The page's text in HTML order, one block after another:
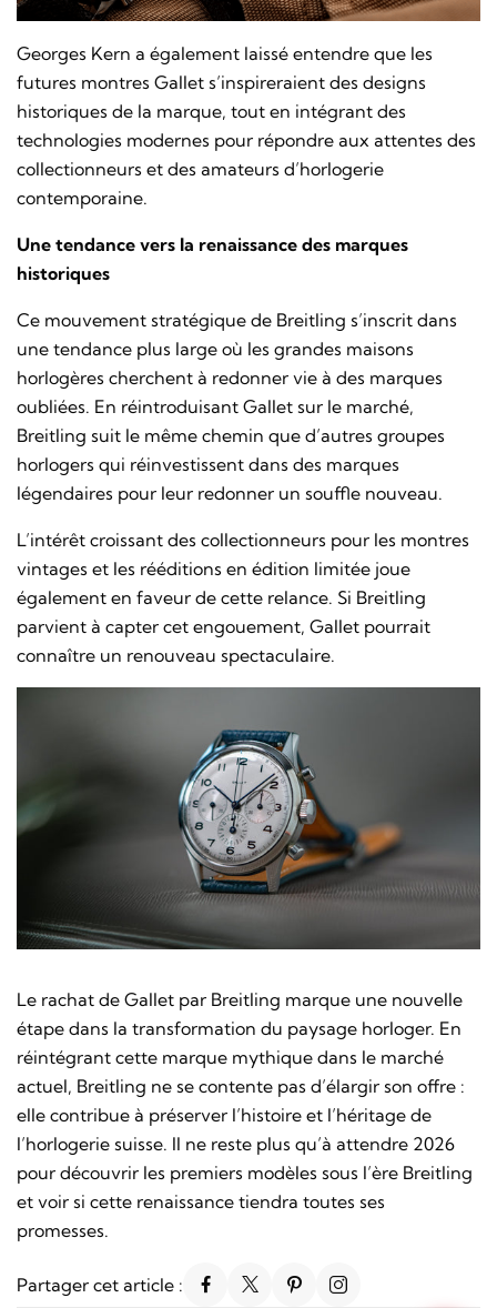
Georges Kern a également laissé entendre que les
futures montres Gallet s’inspireraient des designs
historiques de la marque, tout en intégrant des
technologies modernes pour répondre aux attentes des
collectionneurs et des amateurs d’horlogerie
contemporaine.
Une tendance vers la renaissance des marques
historiques
Ce mouvement stratégique de Breitling s’inscrit dans
une tendance plus large où les grandes maisons
horlogères cherchent à redonner vie à des marques
oubliées. En réintroduisant Gallet sur le marché,
Breitling suit le même chemin que d’autres groupes
horlogers qui réinvestissent dans des marques
légendaires pour leur redonner un souffle nouveau.
L’intérêt croissant des collectionneurs pour les montres
vintages et les rééditions en édition limitée joue
également en faveur de cette relance. Si Breitling
parvient à capter cet engouement, Gallet pourrait
connaître un renouveau spectaculaire.
Le rachat de Gallet par Breitling marque une nouvelle
étape dans la transformation du paysage horloger. En
réintégrant cette marque mythique dans le marché
actuel, Breitling ne se contente pas d’élargir son offre :
elle contribue à préserver l’histoire et l’héritage de
l’horlogerie suisse. Il ne reste plus qu’à attendre 2026
pour découvrir les premiers modèles sous l’ère Breitling
et voir si cette renaissance tiendra toutes ses
promesses.
Partager cet article :